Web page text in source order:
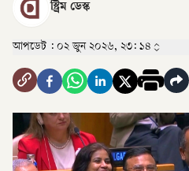
স্ট্রিম ডেস্ক
আপডেট : ০২ জুন ২০২৬, ২৩: ১৪